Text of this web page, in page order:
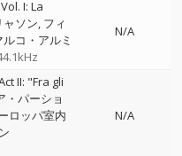
I: La
ャソン フィ
ルコ・アルミ
N/A
II: "Fra gli
・パーショ
ロッパ室内
N/A